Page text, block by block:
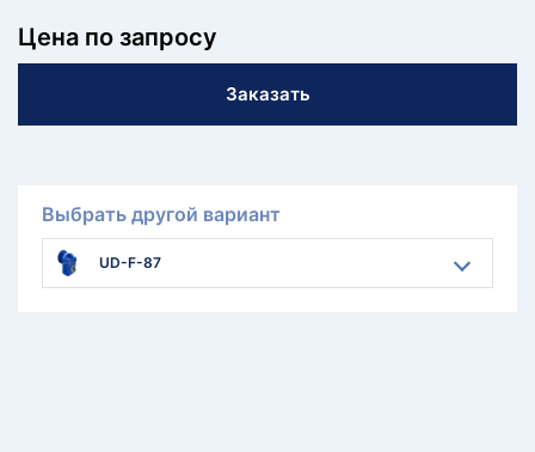
Цена по запросу
Заказать
Выбрать другой вариант
UD-F-87